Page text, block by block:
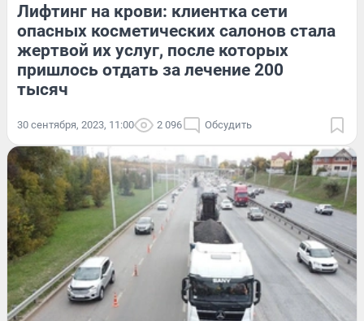
Лифтинг на крови: клиентка сети
опасных косметических салонов стала
жертвой их услуг, после которых
пришлось отдать за лечение 200
тысяч
30 сентября, 2023, 11:00 2 096 Обсудить